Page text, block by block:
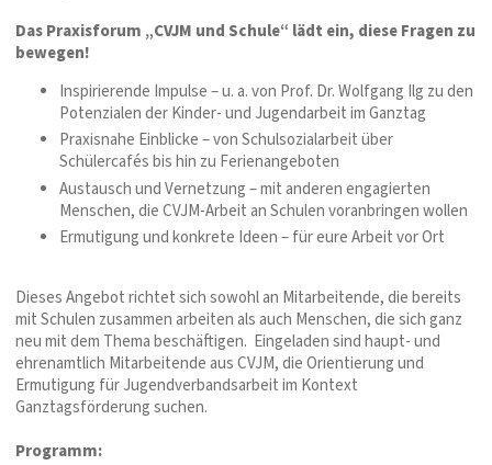
Das Praxisforum „CVJM und Schule“ lädt ein, diese Fragen zu
bewegen!
Inspirierende Impulse – u. a. von Prof. Dr. Wolfgang Ilg zu den
Potenzialen der Kinder- und Jugendarbeit im Ganztag
Praxisnahe Einblicke – von Schulsozialarbeit über
Schülercafés bis hin zu Ferienangeboten
Austausch und Vernetzung – mit anderen engagierten
Menschen, die CVJM-Arbeit an Schulen voranbringen wollen
Ermutigung und konkrete Ideen – für eure Arbeit vor Ort
Dieses Angebot richtet sich sowohl an Mitarbeitende, die bereits
mit Schulen zusammen arbeiten als auch Menschen, die sich ganz
neu mit dem Thema beschäftigen. Eingeladen sind haupt- und
ehrenamtlich Mitarbeitende aus CVJM, die Orientierung und
Ermutigung für Jugendverbandsarbeit im Kontext
Ganztagsförderung suchen.
Programm: